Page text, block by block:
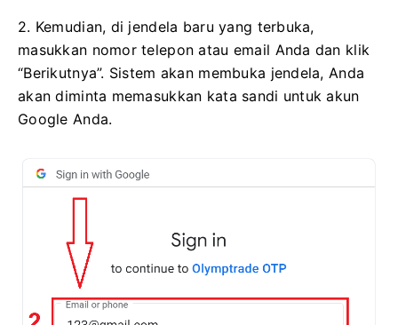
2. Kemudian, di jendela baru yang terbuka,
masukkan nomor telepon atau email Anda dan klik
“Berikutnya”. Sistem akan membuka jendela, Anda
akan diminta memasukkan kata sandi untuk akun
Google Anda.